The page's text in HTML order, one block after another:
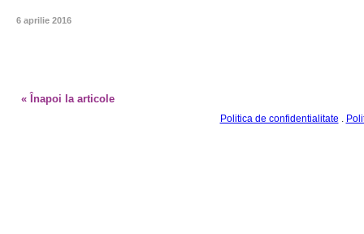
6 aprilie 2016
Politica de confidentialitate .